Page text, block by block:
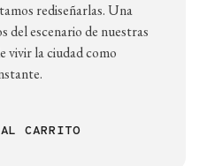
rediseñarlas. Una
del escenario de nuestras
vivir la ciudad como
AL CARRITO